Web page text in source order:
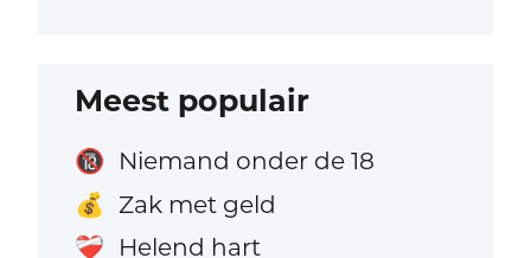
Meest populair
🔞 Niemand onder de 18
💰 Zak met geld
❤️‍🩹 Helend hart